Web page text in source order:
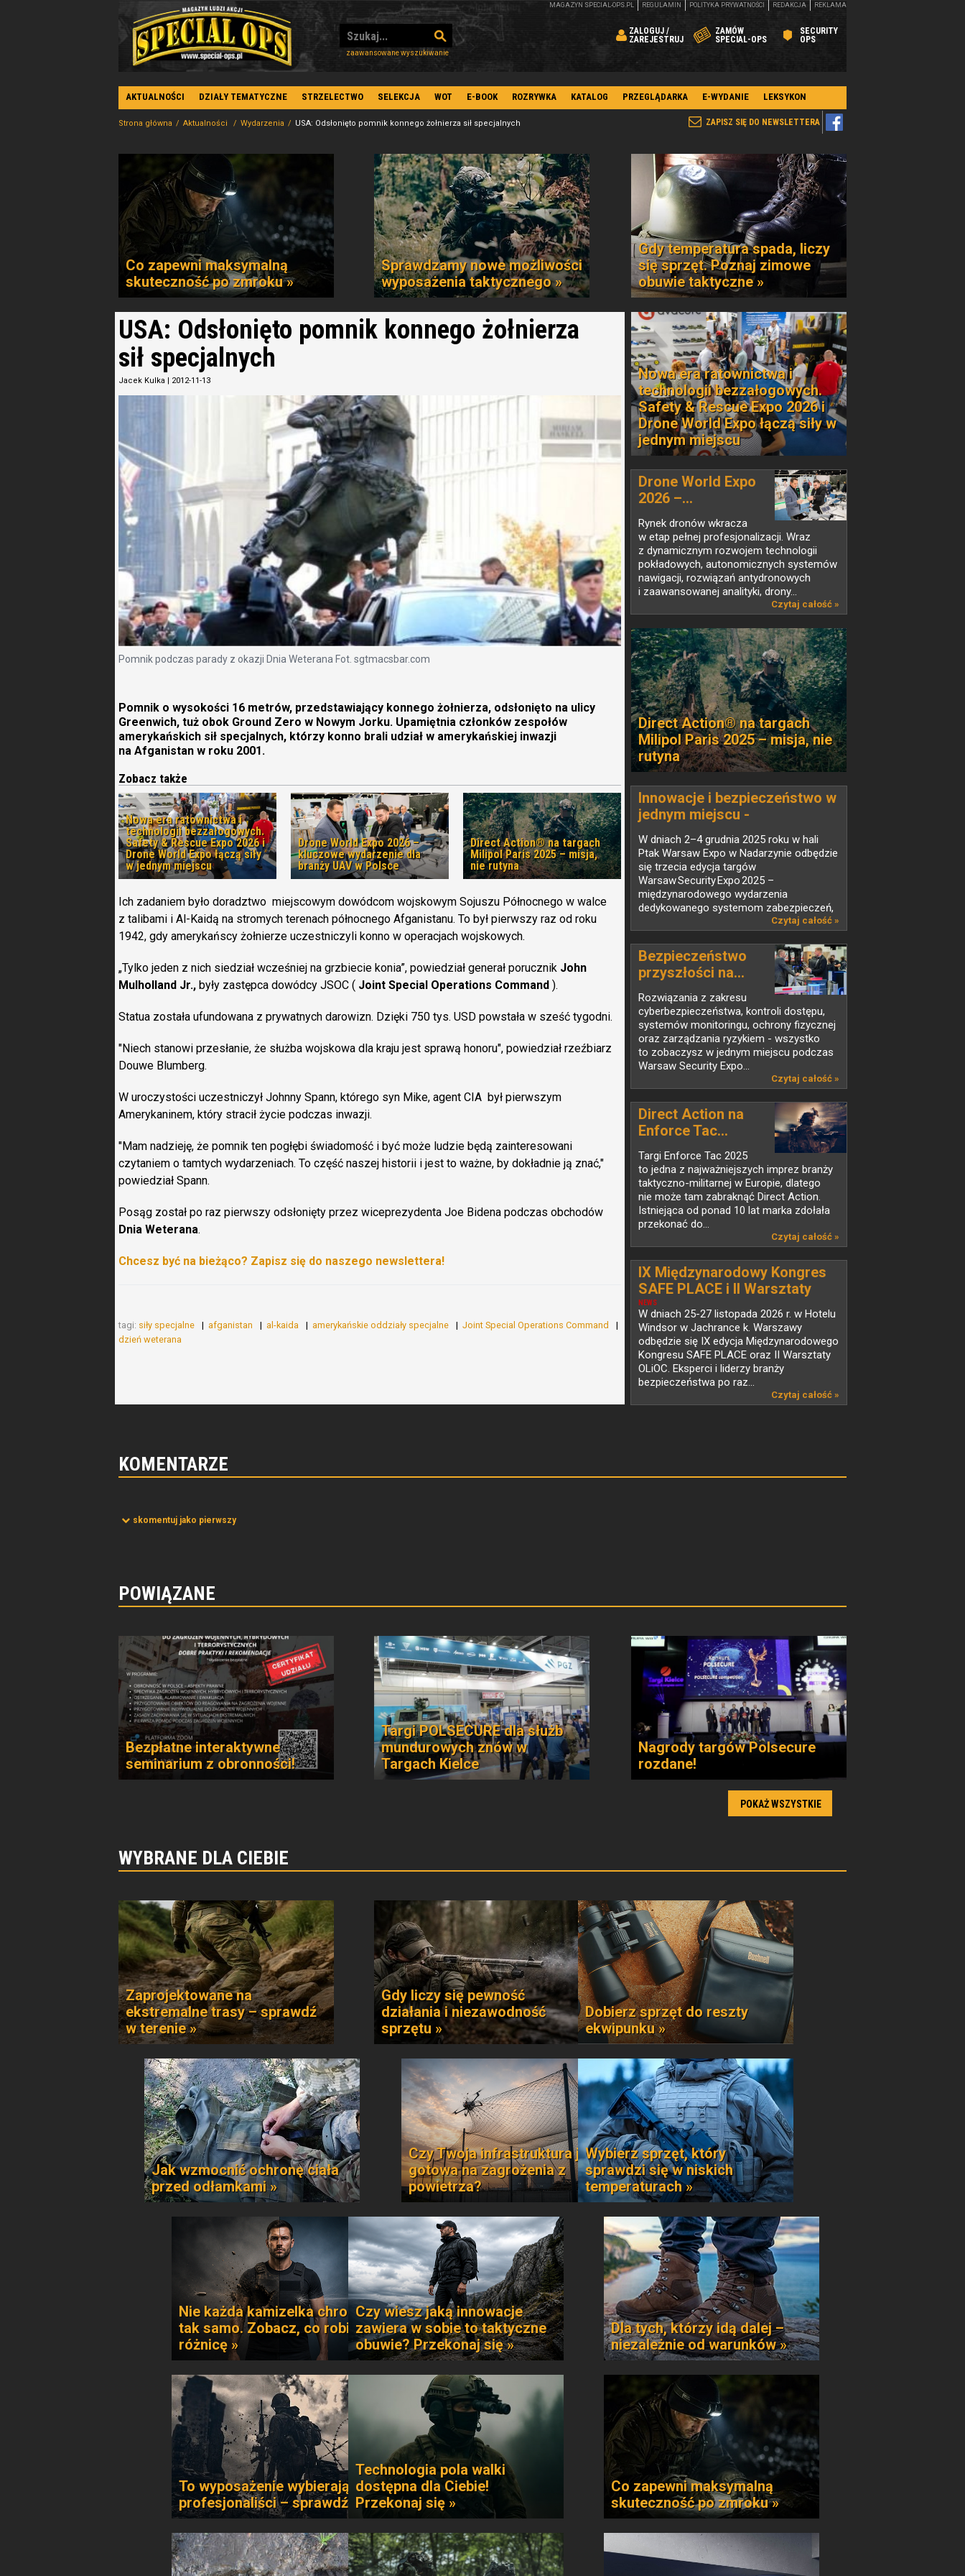
zaawansowane wyszukiwanie
ZALOGUJ /
ZAREJESTRUJ
ZAMÓW
SPECIAL-OPS
SECURITY
OPS
MAGAZYN SPECIAL-OPS.PL REGULAMIN POLITYKA PRYWATNOŚCI REDAKCJA REKLAMA
AKTUALNOŚCI DZIAŁY TEMATYCZNE STRZELECTWO SELEKCJA WOT E-BOOK ROZRYWKA KATALOG PRZEGLĄDARKA E-WYDANIE LEKSYKON
ZAPISZ SIĘ DO NEWSLETTERA
Strona główna Aktualności Wydarzenia USA: Odsłonięto pomnik konnego żołnierza sił specjalnych
Co zapewni maksymalną
skuteczność po zmroku »
Sprawdzamy nowe możliwości
wyposażenia taktycznego »
Gdy temperatura spada, liczy
się sprzęt. Poznaj zimowe
obuwie taktyczne »
USA: Odsłonięto pomnik konnego żołnierza
sił specjalnych
Jacek Kulka | 2012-11-13
Pomnik podczas parady z okazji Dnia Weterana Fot. sgtmacsbar.com
Pomnik o wysokości 16 metrów, przedstawiający konnego żołnierza, odsłonięto na ulicy
Greenwich, tuż obok Ground Zero w Nowym Jorku. Upamiętnia członków zespołów
amerykańskich sił specjalnych, którzy konno brali udział w amerykańskiej inwazji
na Afganistan w roku 2001.
Zobacz także
Nowa era ratownictwa i
technologii bezzałogowych.
Safety & Rescue Expo 2026 i
Drone World Expo łączą siły
w jednym miejscu
Drone World Expo 2026 –
kluczowe wydarzenie dla
branży UAV w Polsce
Direct Action® na targach
Milipol Paris 2025 – misja,
nie rutyna
Ich zadaniem było doradztwo miejscowym dowódcom wojskowym Sojuszu Północnego w walce
z talibami i Al-Kaidą na stromych terenach północnego Afganistanu. To był pierwszy raz od roku
1942, gdy amerykańscy żołnierze uczestniczyli konno w operacjach wojskowych.
„Tylko jeden z nich siedział wcześniej na grzbiecie konia”, powiedział generał porucznik John
Mulholland Jr., były zastępca dowódcy JSOC ( Joint Special Operations Command ).
Statua została ufundowana z prywatnych darowizn. Dzięki 750 tys. USD powstała w sześć tygodni.
"Niech stanowi przesłanie, że służba wojskowa dla kraju jest sprawą honoru", powiedział rzeźbiarz
Douwe Blumberg.
W uroczystości uczestniczył Johnny Spann, którego syn Mike, agent CIA był pierwszym
Amerykaninem, który stracił życie podczas inwazji.
"Mam nadzieję, że pomnik ten pogłębi świadomość i być może ludzie będą zainteresowani
czytaniem o tamtych wydarzeniach. To część naszej historii i jest to ważne, by dokładnie ją znać,"
powiedział Spann.
Posąg został po raz pierwszy odsłonięty przez wiceprezydenta Joe Bidena podczas obchodów
Dnia Weterana.
Chcesz być na bieżąco? Zapisz się do naszego newslettera!
tagi: siły specjalne afganistan al-kaida amerykańskie oddziały specjalne
Joint Special Operations Command
dzień weterana
Nowa era ratownictwa i
technologii bezzałogowych.
Safety & Rescue Expo 2026 i
Drone World Expo łączą siły w
jednym miejscu
Drone World Expo
2026 –...
Rynek dronów wkracza
w etap pełnej profesjonalizacji. Wraz
z dynamicznym rozwojem technologii
pokładowych, autonomicznych systemów
nawigacji, rozwiązań antydronowych
i zaawansowanej analityki, drony...
Czytaj całość »
Direct Action® na targach
Milipol Paris 2025 – misja, nie
rutyna
Innowacje i bezpieczeństwo w
jednym miejscu -
Warsaw Security Expo 2025
W dniach 2–4 grudnia 2025 roku w hali
Ptak Warsaw Expo w Nadarzynie odbędzie
się trzecia edycja targów
Warsaw Security Expo 2025 –
międzynarodowego wydarzenia
dedykowanego systemom zabezpieczeń,
Czytaj całość »
Bezpieczeństwo
przyszłości na...
Rozwiązania z zakresu
cyberbezpieczeństwa, kontroli dostępu,
systemów monitoringu, ochrony fizycznej
oraz zarządzania ryzykiem - wszystko
to zobaczysz w jednym miejscu podczas
Warsaw Security Expo...
Czytaj całość »
Direct Action na
Enforce Tac...
Targi Enforce Tac 2025
to jedna z najważniejszych imprez branży
taktyczno-militarnej w Europie, dlatego
nie może tam zabraknąć Direct Action.
Istniejąca od ponad 10 lat marka zdołała
przekonać do...
Czytaj całość »
NEWS
IX Międzynarodowy Kongres
SAFE PLACE i II Warsztaty
OLiOC – wakacyjna pula
biletów na wyjątkowe
wydarzenie!
W dniach 25-27 listopada 2026 r. w Hotelu
Windsor w Jachrance k. Warszawy
odbędzie się IX edycja Międzynarodowego
Kongresu SAFE PLACE oraz II Warsztaty
OLiOC. Eksperci i liderzy branży
bezpieczeństwa po raz...
Czytaj całość »
KOMENTARZE
skomentuj jako pierwszy
POWIĄZANE
Bezpłatne interaktywne
seminarium z obronności!
Targi POLSECURE dla służb
mundurowych znów w
Targach Kielce
Nagrody targów Polsecure
rozdane!
POKAŻ WSZYSTKIE
WYBRANE DLA CIEBIE
Zaprojektowane na
ekstremalne trasy – sprawdź
w terenie »
Gdy liczy się pewność
działania i niezawodność
sprzętu »
Dobierz sprzęt do reszty
ekwipunku »
Jak wzmocnić ochronę ciała
przed odłamkami »
Czy Twoja infrastruktura jest
gotowa na zagrożenia z
powietrza?
Wybierz sprzęt, który
sprawdzi się w niskich
temperaturach »
Nie każda kamizelka chroni
tak samo. Zobacz, co robi
różnicę »
Czy wiesz jaką innowacje
zawiera w sobie to taktyczne
obuwie? Przekonaj się »
Dla tych, którzy idą dalej –
niezależnie od warunków »
To wyposażenie wybierają
profesjonaliści – sprawdź »
Technologia pola walki
dostępna dla Ciebie!
Przekonaj się »
Co zapewni maksymalną
skuteczność po zmroku »